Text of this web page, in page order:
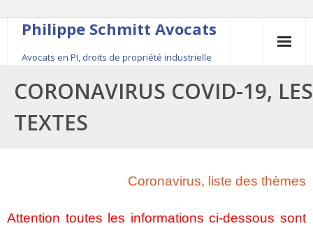
Philippe Schmitt Avocats
Avocats en PI, droits de propriété industrielle
45, rue Saint-Anne, 75001 Paris, +33 (0)1 84 16 35
54
Contact
CORONAVIRUS COVID-19, LES
TEXTES
Coronavirus, liste des thèmes
Attention toutes les informations ci-dessous sont